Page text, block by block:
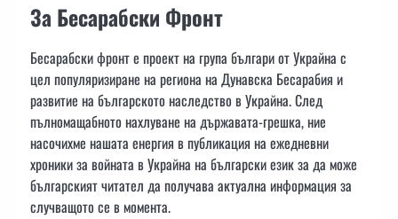
За Бесарабски Фронт
Бесарабски фронт е проект на група българи от Украйна с
цел популяризиране на региона на Дунавска Бесарабия и
развитие на българското наследство в Украйна. След
пълномащабното нахлуване на държавата-грешка, ние
насочихме нашата енергия в публикация на ежедневни
хроники за войната в Украйна на български език за да може
българският читател да получава актуална информация за
случващото се в момента.